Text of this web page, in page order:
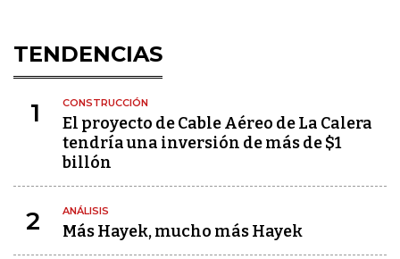
TENDENCIAS
1 CONSTRUCCIÓN
El proyecto de Cable Aéreo de La Calera
tendría una inversión de más de $1
billón
2 ANÁLISIS
Más Hayek, mucho más Hayek